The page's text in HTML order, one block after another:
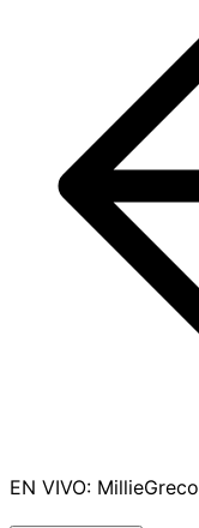
EN VIVO: MillieGreco